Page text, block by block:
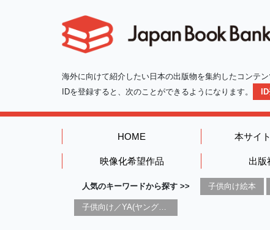
海外に向けて紹介したい日本の出版物を集約したコンテン
IDを登録すると、次のことができるようになります。
HOME 本サイ
映像化希望作品 出版
人気のキーワードから探す >> 子供向け絵本
子供向け／YA(ヤングアダルト)向け一般：芸術&芸術家